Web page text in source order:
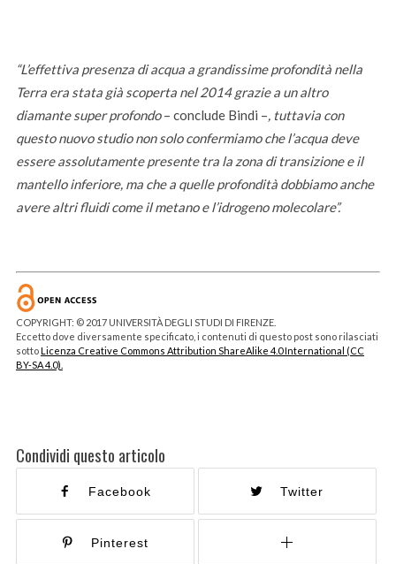
“L’effettiva presenza di acqua a grandissime profondità nella
Terra era stata già scoperta nel 2014 grazie a un altro
diamante super profondo– conclude Bindi – , tuttavia con
questo nuovo studio non solo confermiamo che l’acqua deve
essere assolutamente presente tra la zona di transizione e il
mantello inferiore, ma che a quelle profondità dobbiamo anche
avere altri fluidi come il metano e l’idrogeno molecolare”.
COPYRIGHT: © 2017 UNIVERSITÀ DEGLI STUDI DI FIRENZE.
Eccetto dove diversamente specificato, i contenuti di questo post sono rilasciati
sottoLicenza Creative Commons Attribution ShareAlike 4.0 International (CC
BY-SA 4.0).
Condividi questo articolo
Facebook Twitter
Pinterest